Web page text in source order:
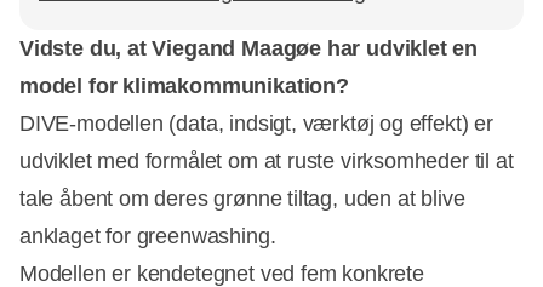
Vidste du, at Viegand Maagøe har udviklet en
model for klimakommunikation?
DIVE-modellen (data, indsigt, værktøj og effekt) er
udviklet med formålet om at ruste virksomheder til at
tale åbent om deres grønne tiltag, uden at blive
anklaget for greenwashing.
Modellen er kendetegnet ved fem konkrete